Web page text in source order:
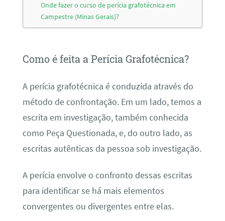
Onde fazer o curso de perícia grafotécnica em
Campestre (Minas Gerais)?
Como é feita a Perícia Grafotécnica?
A perícia grafotécnica é conduzida através do
método de confrontação. Em um lado, temos a
escrita em investigação, também conhecida
como Peça Questionada, e, do outro lado, as
escritas autênticas da pessoa sob investigação.
A perícia envolve o confronto dessas escritas
para identificar se há mais elementos
convergentes ou divergentes entre elas.